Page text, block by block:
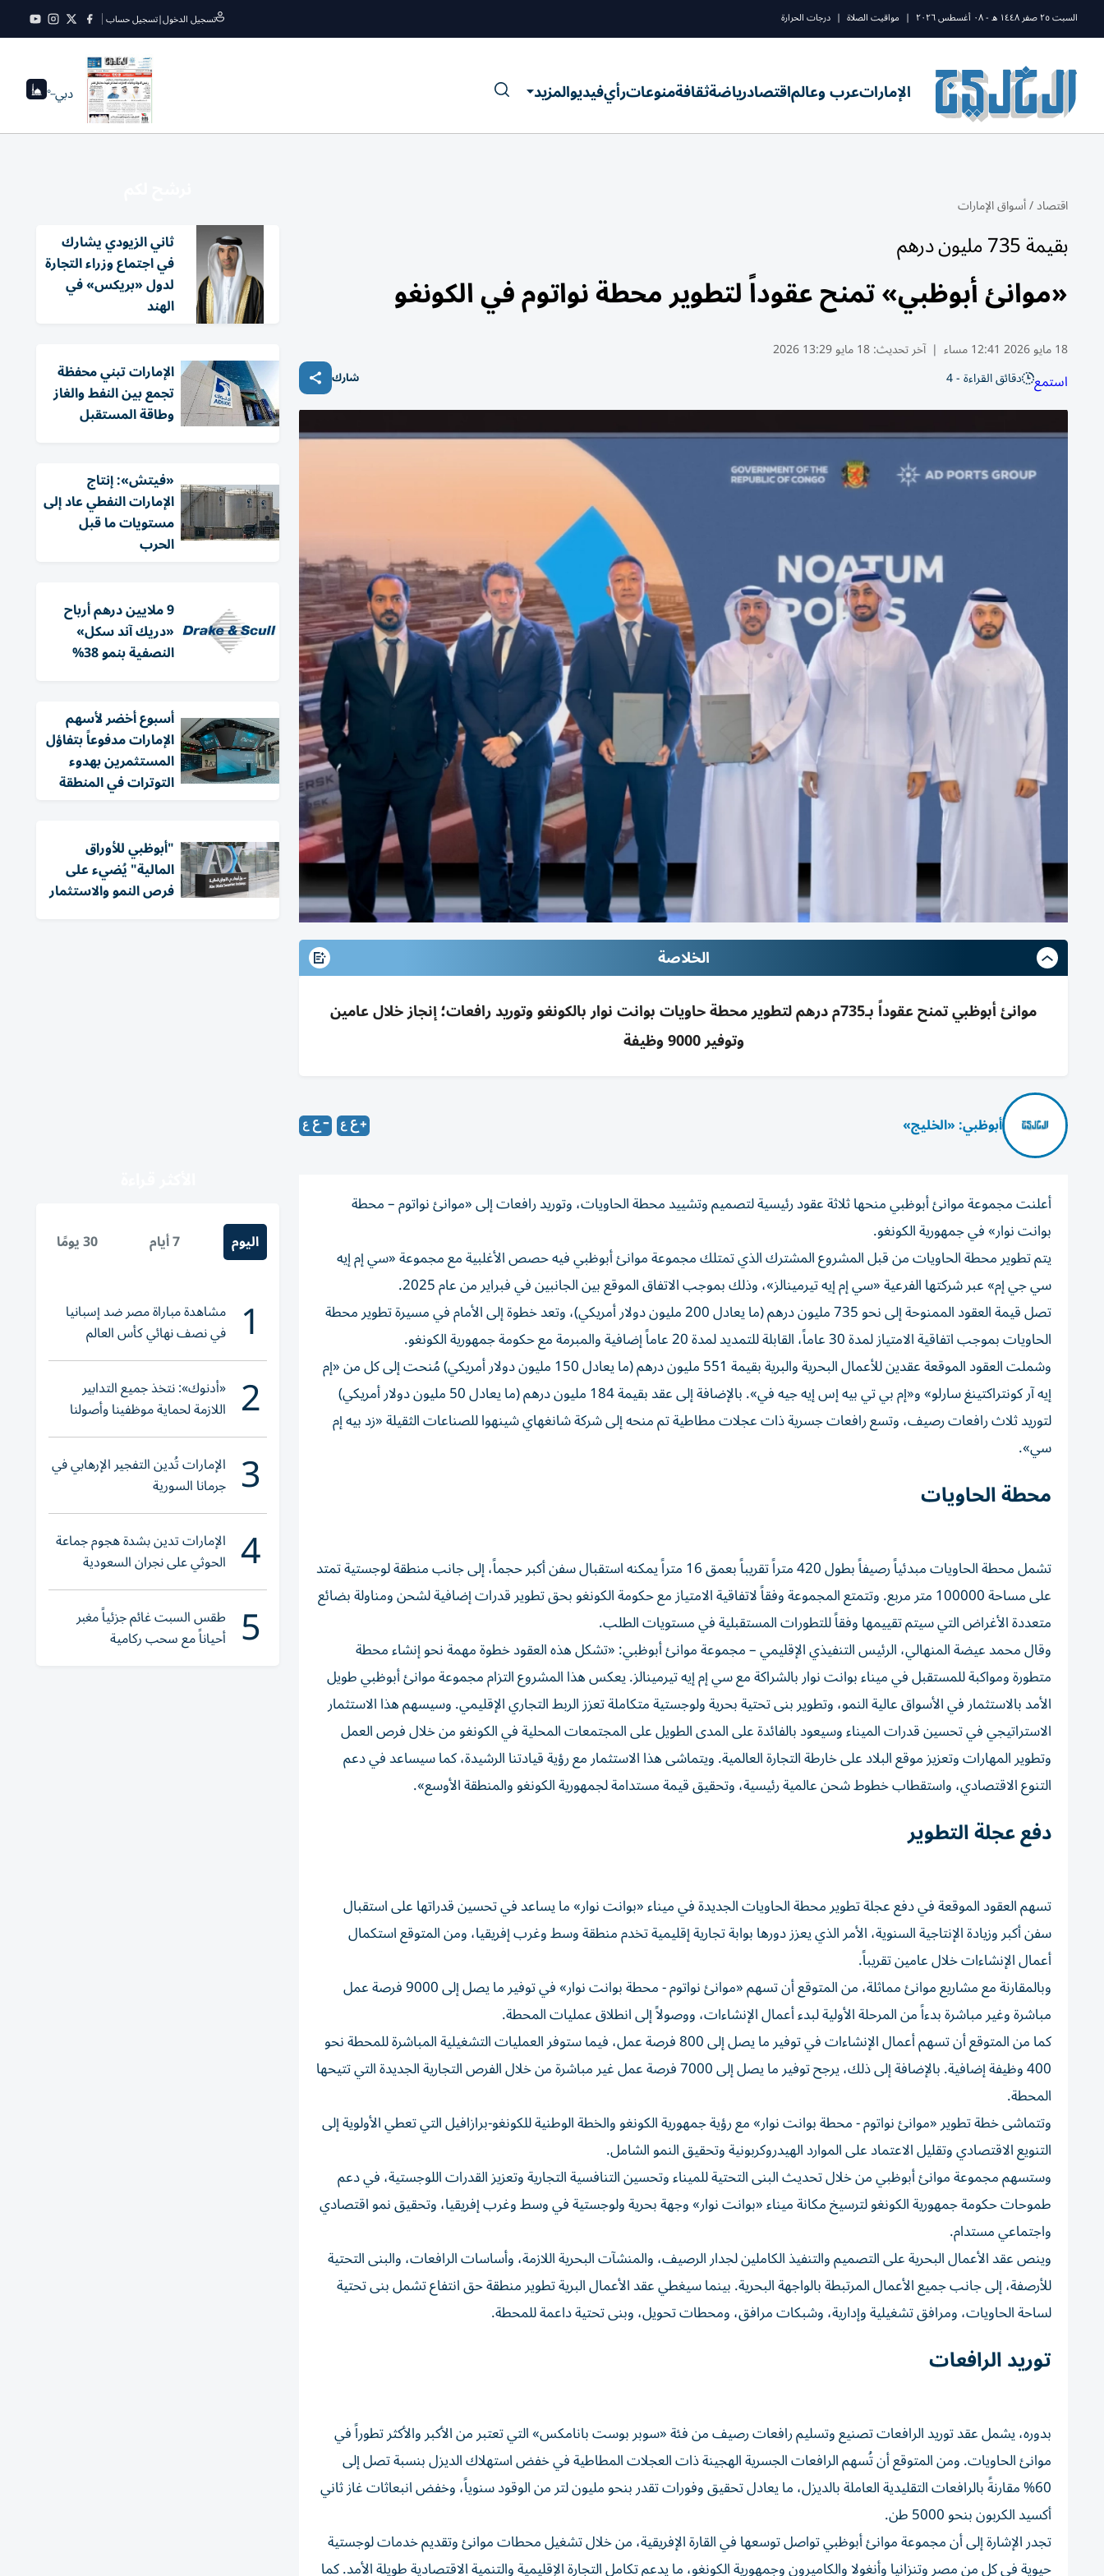
السبت ٢٥ صفر ١٤٤٨ ه - ٠٨ أغسطس ٢٠٢٦ | مواقيت الصلاة | درجات الحرارة تسجيل الدخول|تسجيل حساب
الإماراتعرب وعالماقتصادرياضةثقافةمنوعاترأيفيديوالمزيد دبي--°
اقتصاد/أسواق الإمارات
بقيمة 735 مليون درهم
«موانئ أبوظبي» تمنح عقوداً لتطوير محطة نواتوم في الكونغو
18 مايو 2026 12:41 مساء | آخر تحديث:18 مايو 13:29 2026
استمع دقائق القراءة - 4 شارك
الخلاصة
موانئ أبوظبي تمنح عقوداً بـ735م درهم لتطوير محطة حاويات بوانت نوار بالكونغو وتوريد رافعات؛ إنجاز خلال عامين
وتوفير 9000 وظيفة
أبوظبي: «الخليج»
أعلنت مجموعة موانئ أبوظبي منحها ثلاثة عقود رئيسية لتصميم وتشييد محطة الحاويات، وتوريد رافعات إلى «موانئ نواتوم – محطة
بوانت نوار» في جمهورية الكونغو.
يتم تطوير محطة الحاويات من قبل المشروع المشترك الذي تمتلك مجموعة موانئ أبوظبي فيه حصص الأغلبية مع مجموعة «سي إم إيه
سي جي إم» عبر شركتها الفرعية «سي إم إيه تيرمينالز»، وذلك بموجب الاتفاق الموقع بين الجانبين في فبراير من عام 2025.
تصل قيمة العقود الممنوحة إلى نحو 735 مليون درهم (ما يعادل 200 مليون دولار أمريكي)، وتعد خطوة إلى الأمام في مسيرة تطوير محطة
الحاويات بموجب اتفاقية الامتياز لمدة 30 عاماً، القابلة للتمديد لمدة 20 عاماً إضافية والمبرمة مع حكومة جمهورية الكونغو.
وشملت العقود الموقعة عقدين للأعمال البحرية والبرية بقيمة 551 مليون درهم (ما يعادل 150 مليون دولار أمريكي) مُنحت إلى كل من «إم
إيه آر كونتراكتينغ سارلو» و«إم بي تي بيه إس إيه جيه في». بالإضافة إلى عقد بقيمة 184 مليون درهم (ما يعادل 50 مليون دولار أمريكي)
لتوريد ثلاث رافعات رصيف، وتسع رافعات جسرية ذات عجلات مطاطية تم منحه إلى شركة شانغهاي شينهوا للصناعات الثقيلة «زد بيه إم
سي».
محطة الحاويات
تشمل محطة الحاويات مبدئياً رصيفاً بطول 420 متراً تقريباً بعمق 16 متراً يمكنه استقبال سفن أكبر حجماً، إلى جانب منطقة لوجستية تمتد
على مساحة 100000 متر مربع. وتتمتع المجموعة وفقاً لاتفاقية الامتياز مع حكومة الكونغو بحق تطوير قدرات إضافية لشحن ومناولة بضائع
متعددة الأغراض التي سيتم تقييمها وفقاً للتطورات المستقبلية في مستويات الطلب.
وقال محمد عيضة المنهالي، الرئيس التنفيذي الإقليمي – مجموعة موانئ أبوظبي: «تشكل هذه العقود خطوة مهمة نحو إنشاء محطة
متطورة ومواكبة للمستقبل في ميناء بوانت نوار بالشراكة مع سي إم إيه تيرمينالز. يعكس هذا المشروع التزام مجموعة موانئ أبوظبي طويل
الأمد بالاستثمار في الأسواق عالية النمو، وتطوير بنى تحتية بحرية ولوجستية متكاملة تعزز الربط التجاري الإقليمي. وسيسهم هذا الاستثمار
الاستراتيجي في تحسين قدرات الميناء وسيعود بالفائدة على المدى الطويل على المجتمعات المحلية في الكونغو من خلال فرص العمل
وتطوير المهارات وتعزيز موقع البلاد على خارطة التجارة العالمية. ويتماشى هذا الاستثمار مع رؤية قيادتنا الرشيدة، كما سيساعد في دعم
التنوع الاقتصادي، واستقطاب خطوط شحن عالمية رئيسية، وتحقيق قيمة مستدامة لجمهورية الكونغو والمنطقة الأوسع».
دفع عجلة التطوير
تسهم العقود الموقعة في دفع عجلة تطوير محطة الحاويات الجديدة في ميناء «بوانت نوار» ما يساعد في تحسين قدراتها على استقبال
سفن أكبر وزيادة الإنتاجية السنوية، الأمر الذي يعزز دورها بوابة تجارية إقليمية تخدم منطقة وسط وغرب إفريقيا، ومن المتوقع استكمال
أعمال الإنشاءات خلال عامين تقريباً.
وبالمقارنة مع مشاريع موانئ مماثلة، من المتوقع أن تسهم «موانئ نواتوم - محطة بوانت نوار» في توفير ما يصل إلى 9000 فرصة عمل
مباشرة وغير مباشرة بدءاً من المرحلة الأولية لبدء أعمال الإنشاءات، ووصولاً إلى انطلاق عمليات المحطة.
كما من المتوقع أن تسهم أعمال الإنشاءات في توفير ما يصل إلى 800 فرصة عمل، فيما ستوفر العمليات التشغيلية المباشرة للمحطة نحو
400 وظيفة إضافية. بالإضافة إلى ذلك، يرجح توفير ما يصل إلى 7000 فرصة عمل غير مباشرة من خلال الفرص التجارية الجديدة التي تتيحها
المحطة.
وتتماشى خطة تطوير «موانئ نواتوم - محطة بوانت نوار» مع رؤية جمهورية الكونغو والخطة الوطنية للكونغو-برازافيل التي تعطي الأولوية إلى
التنويع الاقتصادي وتقليل الاعتماد على الموارد الهيدروكربونية وتحقيق النمو الشامل.
وستسهم مجموعة موانئ أبوظبي من خلال تحديث البنى التحتية للميناء وتحسين التنافسية التجارية وتعزيز القدرات اللوجستية، في دعم
طموحات حكومة جمهورية الكونغو لترسيخ مكانة ميناء «بوانت نوار» وجهة بحرية ولوجستية في وسط وغرب إفريقيا، وتحقيق نمو اقتصادي
واجتماعي مستدام.
وينص عقد الأعمال البحرية على التصميم والتنفيذ الكاملين لجدار الرصيف، والمنشآت البحرية اللازمة، وأساسات الرافعات، والبنى التحتية
للأرصفة، إلى جانب جميع الأعمال المرتبطة بالواجهة البحرية. بينما سيغطي عقد الأعمال البرية تطوير منطقة حق انتفاع تشمل بنى تحتية
لساحة الحاويات، ومرافق تشغيلية وإدارية، وشبكات مرافق، ومحطات تحويل، وبنى تحتية داعمة للمحطة.
توريد الرافعات
بدوره، يشمل عقد توريد الرافعات تصنيع وتسليم رافعات رصيف من فئة «سوبر بوست بانامكس» التي تعتبر من الأكبر والأكثر تطوراً في
موانئ الحاويات. ومن المتوقع أن تُسهم الرافعات الجسرية الهجينة ذات العجلات المطاطية في خفض استهلاك الديزل بنسبة تصل إلى
60% مقارنةً بالرافعات التقليدية العاملة بالديزل، ما يعادل تحقيق وفورات تقدر بنحو مليون لتر من الوقود سنوياً، وخفض انبعاثات غاز ثاني
أكسيد الكربون بنحو 5000 طن.
تجدر الإشارة إلى أن مجموعة موانئ أبوظبي تواصل توسعها في القارة الإفريقية، من خلال تشغيل محطات موانئ وتقديم خدمات لوجستية
حيوية في كل من مصر وتنزانيا وأنغولا والكاميرون وجمهورية الكونغو، ما يدعم تكامل التجارة الإقليمية والتنمية الاقتصادية طويلة الأمد. كما
ثاني الزيودي يشارك
في اجتماع وزراء التجارة
لدول «بريكس» في
الهند
الإمارات تبني محفظة
تجمع بين النفط والغاز
وطاقة المستقبل
«فيتش»: إنتاج
الإمارات النفطي عاد إلى
مستويات ما قبل
الحرب
9 ملايين درهم أرباح
«دريك آند سكل»
النصفية بنمو 38%
أسبوع أخضر لأسهم
الإمارات مدفوعاً بتفاؤل
المستثمرين بهدوء
التوترات في المنطقة
"أبوظبي للأوراق
المالية" يُضيء على
فرص النمو والاستثمار
اليوم 7 أيام 30 يومًا
1 مشاهدة مباراة مصر ضد إسبانيا
في نصف نهائي كأس العالم
لناشئات اليد 2026
2 «أدنوك»: نتخذ جميع التدابير
اللازمة لحماية موظفينا وأصولنا
وعملياتنا
3 الإمارات تُدين التفجير الإرهابي في
جرمانا السورية
4 الإمارات تدين بشدة هجوم جماعة
الحوثي على نجران السعودية
5 طقس السبت غائم جزئياً مغبر
أحياناً مع سحب ركامية